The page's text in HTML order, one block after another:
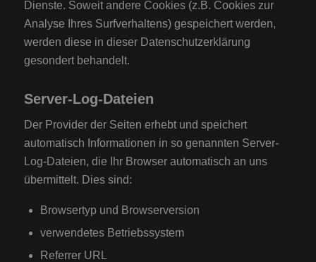
Dienste. Soweit andere Cookies (z.B. Cookies zur
Analyse Ihres Surfverhaltens) gespeichert werden,
werden diese in dieser Datenschutzerklärung
gesondert behandelt.
Server-Log-Dateien
Der Provider der Seiten erhebt und speichert
automatisch Informationen in so genannten Server-
Log-Dateien, die Ihr Browser automatisch an uns
übermittelt. Dies sind:
Browsertyp und Browserversion
verwendetes Betriebssystem
Referrer URL